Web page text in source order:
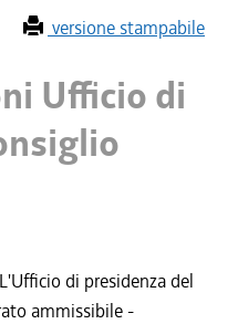
versione stampabile
Ufficio di
di presidenza del
ammissibile -